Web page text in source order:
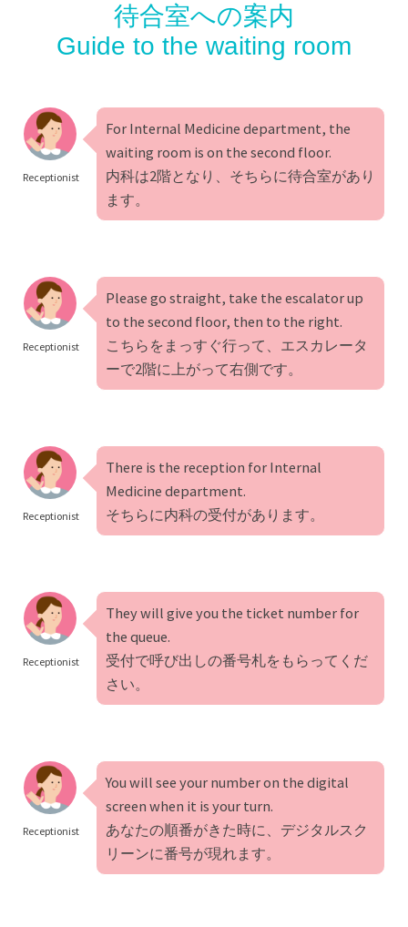
待合室への案内
Guide to the waiting room
Receptionist
For Internal Medicine department, the
waiting room is on the second floor.
内科は2階となり、そちらに待合室があり
ます。
Receptionist
Please go straight, take the escalator up
to the second floor, then to the right.
こちらをまっすぐ行って、エスカレータ
ーで2階に上がって右側です。
Receptionist
There is the reception for Internal
Medicine department.
そちらに内科の受付があります。
Receptionist
They will give you the ticket number for
the queue.
受付で呼び出しの番号札をもらってくだ
さい。
Receptionist
You will see your number on the digital
screen when it is your turn.
あなたの順番がきた時に、デジタルスク
リーンに番号が現れます。